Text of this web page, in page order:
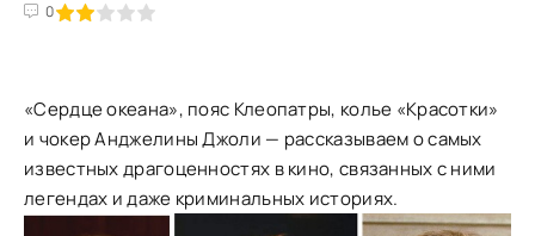
0
5
«Сердце океана», пояс Клеопатры, колье «Красотки»
и чокер Анджелины Джоли — рассказываем о самых
известных драгоценностях в кино, связанных с ними
легендах и даже криминальных историях.